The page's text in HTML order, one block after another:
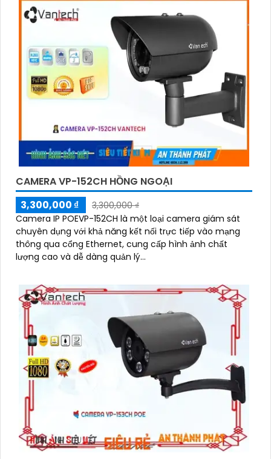
CAMERA VP-152CH HỒNG NGOẠI
3,300,000 ₫
3,300,000 ₫
Camera IP POEVP-152CH là một loại camera giám sát
chuyên dụng với khả năng kết nối trực tiếp vào mạng
thông qua cổng Ethernet, cung cấp hình ảnh chất
lượng cao và dễ dàng quản lý...